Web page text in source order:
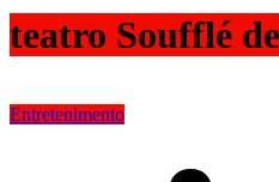
teatro Soufflé
Entretenimento